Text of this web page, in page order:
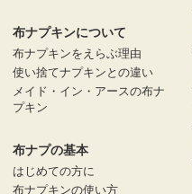
布ナプキンについて
布ナプキンをえらぶ理由
使い捨てナプキンとの違い
メイド・イン・アースの布ナ
プキン
布ナプの基本
はじめての方に
布ナプキンの使い方